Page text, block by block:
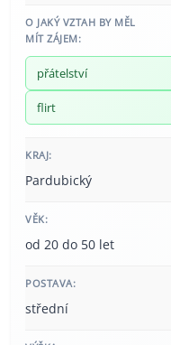
O JAKÝ VZTAH BY MĚL
MÍT ZÁJEM:
přátelství
flirt
KRAJ:
Pardubický
VĚK:
od 20 do 50 let
POSTAVA:
střední